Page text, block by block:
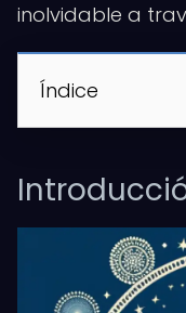
inolvidable a
Índice